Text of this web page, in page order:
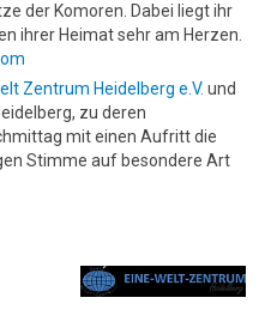
der Komoren. Dabei liegt ihr
ihrer Heimat sehr am Herzen.
Zentrum Heidelberg e.V. und
zu deren
mit einen Aufritt die
Stimme auf besondere Art